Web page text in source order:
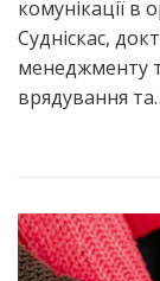
комунікації в
Судніскас,
менеджменту
врядування